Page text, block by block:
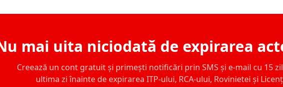
mai uita niciodată de expirarea
Creează un cont gratuit și primești notificări prin SMS și e-mail cu 15
ultima zi înainte de expirarea ITP-ului, RCA-ului, Rovinietei și